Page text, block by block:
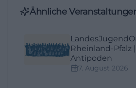
Ähnliche
Rheinland-Pfalz
Antipoden
7. August 2026